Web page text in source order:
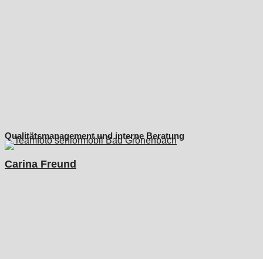
Qualitätsmanagement und interne Beratung
Carina Freund